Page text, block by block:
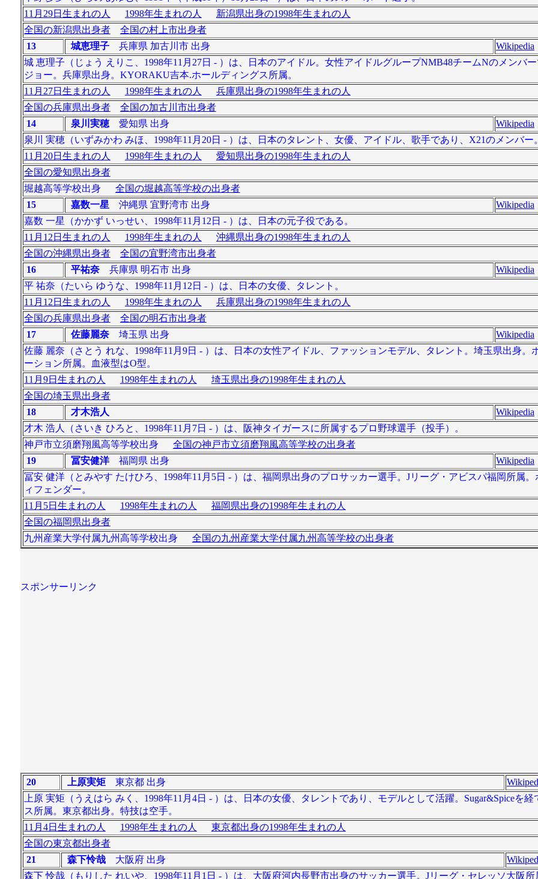
11月29日生まれの人
1998年生まれの人
新潟県出身の1998年生まれの人
全国の新潟県出身者
全国の村上市出身者
13
城恵理子兵庫県 加古川市 出身
Wikipedia
城 恵理子（じょう えりこ、1998年11月27日 - ）は、日本のアイドル。女性アイドルグループNMB48チームNのメンバ
ジョー。兵庫県出身。KYORAKU吉本.ホールディングス所属。
11月27日生まれの人
1998年生まれの人
兵庫県出身の1998年生まれの人
全国の兵庫県出身者
全国の加古川市出身者
14
泉川実穂愛知県 出身
Wikipedia
泉川 実穂（いずみかわ みほ、1998年11月20日 - ）は、日本のタレント、女優、アイドル、歌手であり、X21のメンバー
11月20日生まれの人
1998年生まれの人
愛知県出身の1998年生まれの人
全国の愛知県出身者
堀越高等学校出身 全国の堀越高等学校の出身者
15
嘉数一星 沖縄県 宜野湾市 出身
Wikipedia
嘉数 一星（かかず いっせい、1998年11月12日 - ）は、日本の元子役である。
11月12日生まれの人
1998年生まれの人
沖縄県出身の1998年生まれの人
全国の沖縄県出身者
全国の宜野湾市出身者
16
平祐奈兵庫県 明石市 出身
Wikipedia
平 祐奈（たいら ゆうな、1998年11月12日 - ）は、日本の女優、タレント。
11月12日生まれの人
1998年生まれの人
兵庫県出身の1998年生まれの人
全国の兵庫県出身者
全国の明石市出身者
17
佐藤麗奈埼玉県 出身
Wikipedia
佐藤 麗奈（さとう れな、1998年11月9日 - ）は、日本の女性アイドル、ファッションモデル、タレント。埼玉県出身。
ーション所属。血液型はO型。
11月9日生まれの人
1998年生まれの人
埼玉県出身の1998年生まれの人
全国の埼玉県出身者
18
才木浩人
Wikipedia
才木 浩人（さいき ひろと、1998年11月7日 - ）は、阪神タイガースに所属するプロ野球選手（投手）。
神戸市立須磨翔風高等学校出身 全国の神戸市立須磨翔風高等学校の出身者
19
冨安健洋福岡県 出身
Wikipedia
冨安 健洋（とみやす たけひろ、1998年11月5日 - ）は、福岡県出身のプロサッカー選手。Jリーグ・アビスパ福岡所属
ィフェンダー。
11月5日生まれの人
1998年生まれの人
福岡県出身の1998年生まれの人
全国の福岡県出身者
九州産業大学付属九州高等学校出身 全国の九州産業大学付属九州高等学校の出身者
スポンサーリンク
20 上原実矩東京都 出身
上原 実矩（うえはら みく、1998年11月4日 - ）は、日本の女優、タレントであり、モデルとして活躍。Sugar&Spiceを
ス所属。東京都出身。特技は空手。
11月4日生まれの人
1998年生まれの人
東京都出身の1998年生まれの人
全国の東京都出身者
21
森下怜哉大阪府 出身
森下 怜哉（もりした れいや、1998年11月1日 - ）は、大阪府河内長野市出身のサッカー選手。Jリーグ・セレッソ大阪